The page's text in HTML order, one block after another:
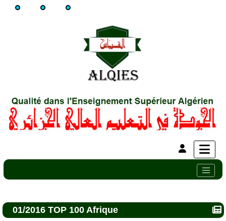
01/2016 TOP 100 Afrique